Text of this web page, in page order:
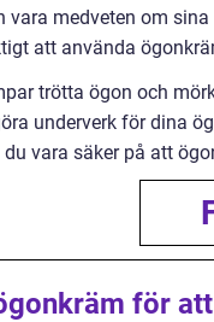
vara medveten om
att använda
trötta ögon och
underverk för dina
vara säker på att
för